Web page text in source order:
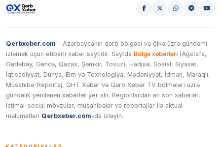
Qerbxeber.com – Azərbaycanın qərb bölgəsi və ölkə üzrə gündəmi
izləmək üçün etibarlı xəbər saytıdır. Saytda Bölgə xəbərləri (Ağstafa,
Gədəbəy, Gəncə, Qazax, Şəmkir, Tovuz), Hadisə, Sosial, Siyasət,
İqtisadiyyat, Dünya, Elm və Texnologiya, Mədəniyyət, İdman, Maraqlı,
Müsahibə-Reportaj, QHT Xəbər və Qərb Xəbər TV bölmələri üzrə
gündəlik yenilənən xəbərlər yer alır. Regionlardan ən son xəbərlər,
ictimai-sosial mövzular, müsahibələr və reportajlar ilə aktual
məlumatları Qerbxeber.com-da izləyin.